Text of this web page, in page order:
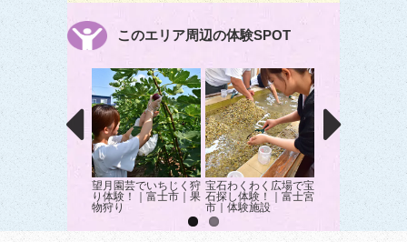
このエリア周辺の体験SPOT
望月園芸でいちじく狩
り体験！｜富士市｜果
物狩り
宝石わくわく広場で宝
石探し体験！｜富士宮
市｜体験施設
「富士バンジー
渓谷橋から54m
ジージャンプ！